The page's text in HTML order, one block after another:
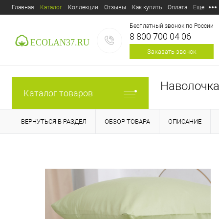
Главная Каталог Коллекции Отзывы Как купить Оплата Еще
Бесплатный звонок по России
8 800 700 04 06
Заказать звонок
ecolan37@mail.ru
Каталог товаров
ВЕРНУТЬСЯ В РАЗДЕЛ ОБЗОР ТОВАРА ОПИСАНИЕ